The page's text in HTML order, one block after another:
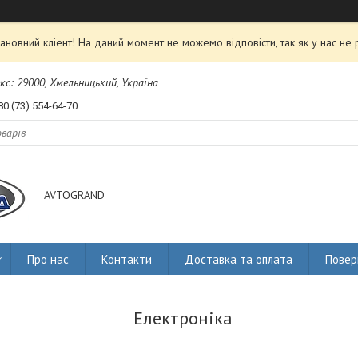
кліент! На даний момент не можемо відповісти, так як у нас не
29000, Хмельницький, Україна
(73) 554-64-70
AVTOGRAND
Про нас Контакти Доставка та оплата
Електроніка